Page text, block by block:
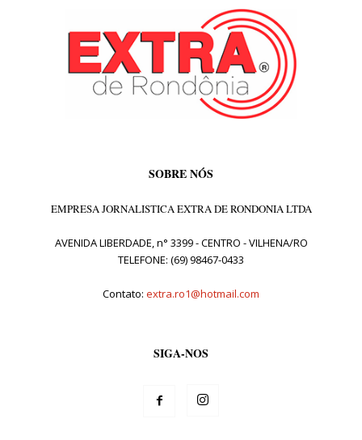
SOBRE NÓS
EMPRESA JORNALISTICA EXTRA DE RONDONIA LTDA
AVENIDA LIBERDADE, n° 3399 - CENTRO - VILHENA/RO
TELEFONE: (69) 98467-0433
Contato: extra.ro1@hotmail.com
SIGA-NOS